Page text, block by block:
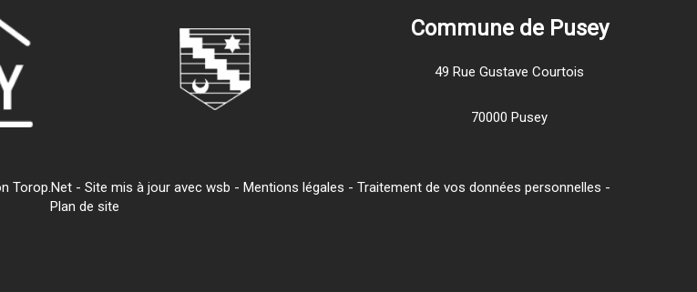
Commune de Pusey
49 Rue Gustave Courtois
70000 Pusey
Torop.Net - Site mis à jour avec wsb - Mentions légales - Traitement de vos données personnelles -
Plan de site